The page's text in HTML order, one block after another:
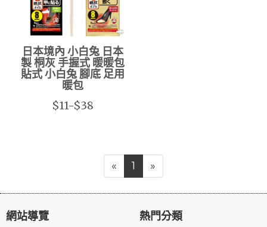
日本境內 小白兔 日本
製 桐灰 手握式 暖暖包
貼式 小白兔 腳底 足用
暖包
$11-$38
« 1 »
網站導覽 熱門分類